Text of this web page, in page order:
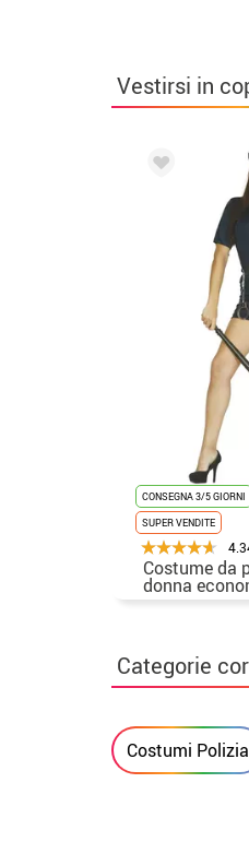
Vestirsi in
CONSEGNA 3/5 GIORNI
SUPER VENDITE
Costume da
donna
Categorie
Costumi Polizia